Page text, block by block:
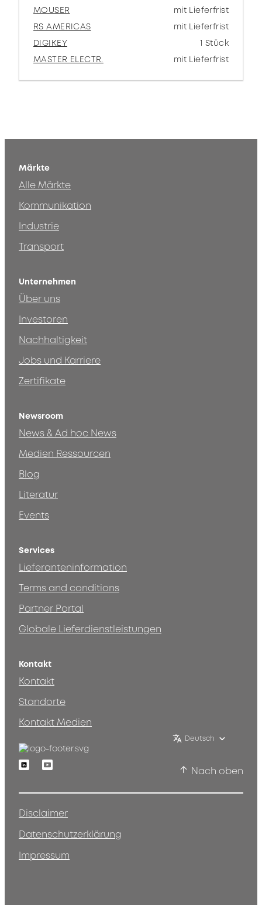
MOUSER
mit Lieferfrist
RS AMERICAS
mit Lieferfrist
DIGIKEY
1 Stück
MASTER ELECTR.
mit Lieferfrist
Märkte
Alle Märkte
Kommunikation
Industrie
Transport
Unternehmen
Über uns
Investoren
Nachhaltigkeit
Jobs und Karriere
Zertifikate
Newsroom
News & Ad hoc News
Medien Ressourcen
Blog
Literatur
Events
Services
Lieferanteninformation
Terms and conditions
Partner Portal
Globale Lieferdienstleistungen
Kontakt
Kontakt
Standorte
Kontakt Medien
Deutsch
LinkedinYoutube
Nach oben
Disclaimer
Datenschutzerklärung
Impressum